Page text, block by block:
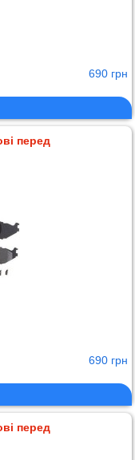
690 грн
перед
690 грн
перед